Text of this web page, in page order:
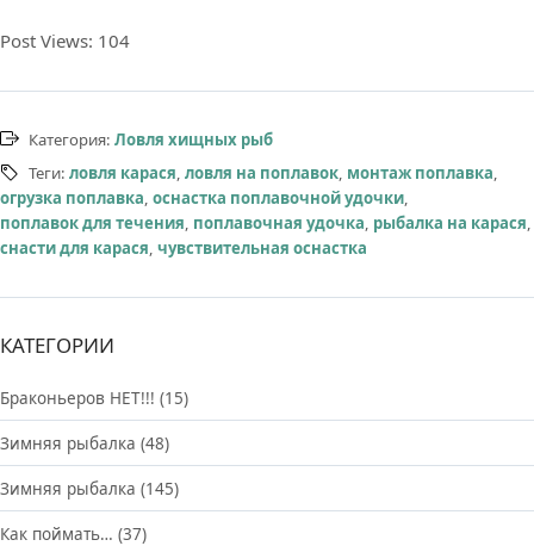
Post Views: 104
Категория: Ловля хищных рыб
Теги: ловля карася, ловля на поплавок, монтаж поплавка,
огрузка поплавка, оснастка поплавочной удочки,
поплавок для течения, поплавочная удочка, рыбалка на карася,
снасти для карася, чувствительная оснастка
КАТЕГОРИИ
Браконьеров НЕТ!!! (15)
Зимняя рыбалка (48)
Зимняя рыбалка (145)
Как поймать… (37)